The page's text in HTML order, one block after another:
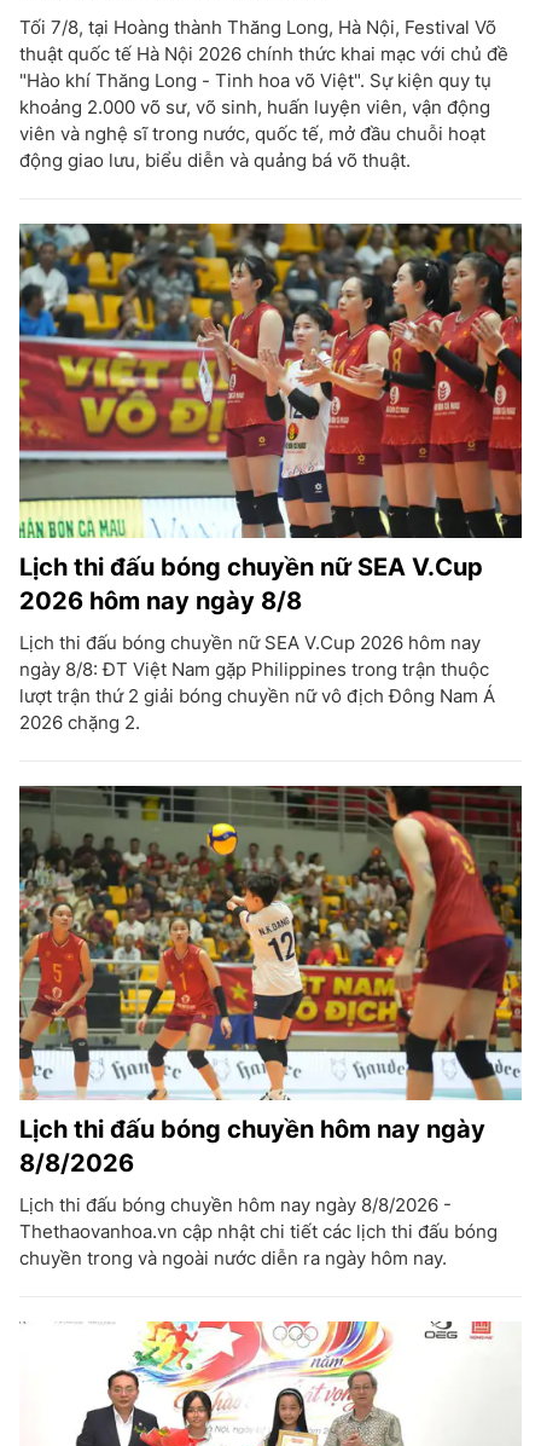
Tối 7/8, tại Hoàng thành Thăng Long, Hà Nội, Festival Võ
thuật quốc tế Hà Nội 2026 chính thức khai mạc với chủ đề
"Hào khí Thăng Long - Tinh hoa võ Việt". Sự kiện quy tụ
khoảng 2.000 võ sư, võ sinh, huấn luyện viên, vận động
viên và nghệ sĩ trong nước, quốc tế, mở đầu chuỗi hoạt
động giao lưu, biểu diễn và quảng bá võ thuật.
Lịch thi đấu bóng chuyền nữ SEA V.Cup
2026 hôm nay ngày 8/8
Lịch thi đấu bóng chuyền nữ SEA V.Cup 2026 hôm nay
ngày 8/8: ĐT Việt Nam gặp Philippines trong trận thuộc
lượt trận thứ 2 giải bóng chuyền nữ vô địch Đông Nam Á
2026 chặng 2.
Lịch thi đấu bóng chuyền hôm nay ngày
8/8/2026
Lịch thi đấu bóng chuyền hôm nay ngày 8/8/2026 -
Thethaovanhoa.vn cập nhật chi tiết các lịch thi đấu bóng
chuyền trong và ngoài nước diễn ra ngày hôm nay.